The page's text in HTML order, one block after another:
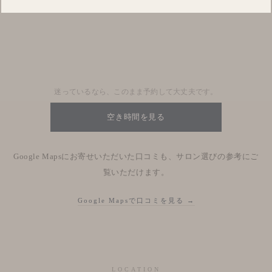
迷っているなら、このまま予約して大丈夫です。
空き時間を見る
Google Mapsにお寄せいただいた口コミも、サロン選びの参考にご
覧いただけます。
Google Mapsで口コミを見る →
LOCATION